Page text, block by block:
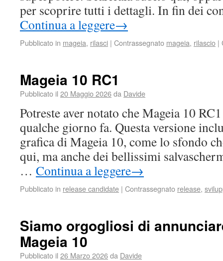
per scoprire tutti i dettagli. In fin dei
Continua a leggere→
Pubblicato in mageia, rilasci | Contrassegnato mageia, rilascio |
Mageia 10 RC1
Pubblicato il 20 Maggio 2026da Davide
Potreste aver notato che Mageia 10
qualche giorno fa. Questa versione
grafica di Mageia 10, come lo sfondo
qui, ma anche dei bellissimi
… Continua a leggere→
Pubblicato in release candidate | Contrassegnato release,
Siamo orgogliosi di
Mageia 10
Pubblicato il 26 Marzo 2026da Davide